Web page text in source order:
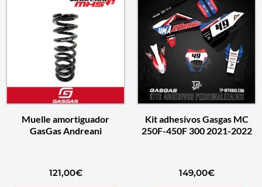
Muelle amortiguador
GasGas Andreani
121,00€
Kit adhesivos Gasgas MC
250F-450F 300 2021-2022
149,00€